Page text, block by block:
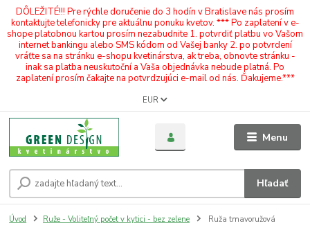
DÔLEŽITÉ!!! Pre rýchle doručenie do 3 hodín v Bratislave nás prosím
kontaktujte telefonicky pre aktuálnu ponuku kvetov. *** Po zaplatení v e-
shope platobnou kartou prosím nezabudnite 1. potvrdiť platbu vo Vašom
internet bankingu alebo SMS kódom od Vašej banky 2. po potvrdení
vráťte sa na stránku e-shopu kvetinárstva, ak treba, obnovte stránku -
inak sa platba neuskutoční a Vaša objednávka nebude platná. Po
zaplatení prosím čakajte na potvrdzujúci e-mail od nás. Ďakujeme.***
Menu
EUR
Hľadať
Úvod Ruže - Voliteľný počet v kytici - bez zelene Ruža tmavoružová